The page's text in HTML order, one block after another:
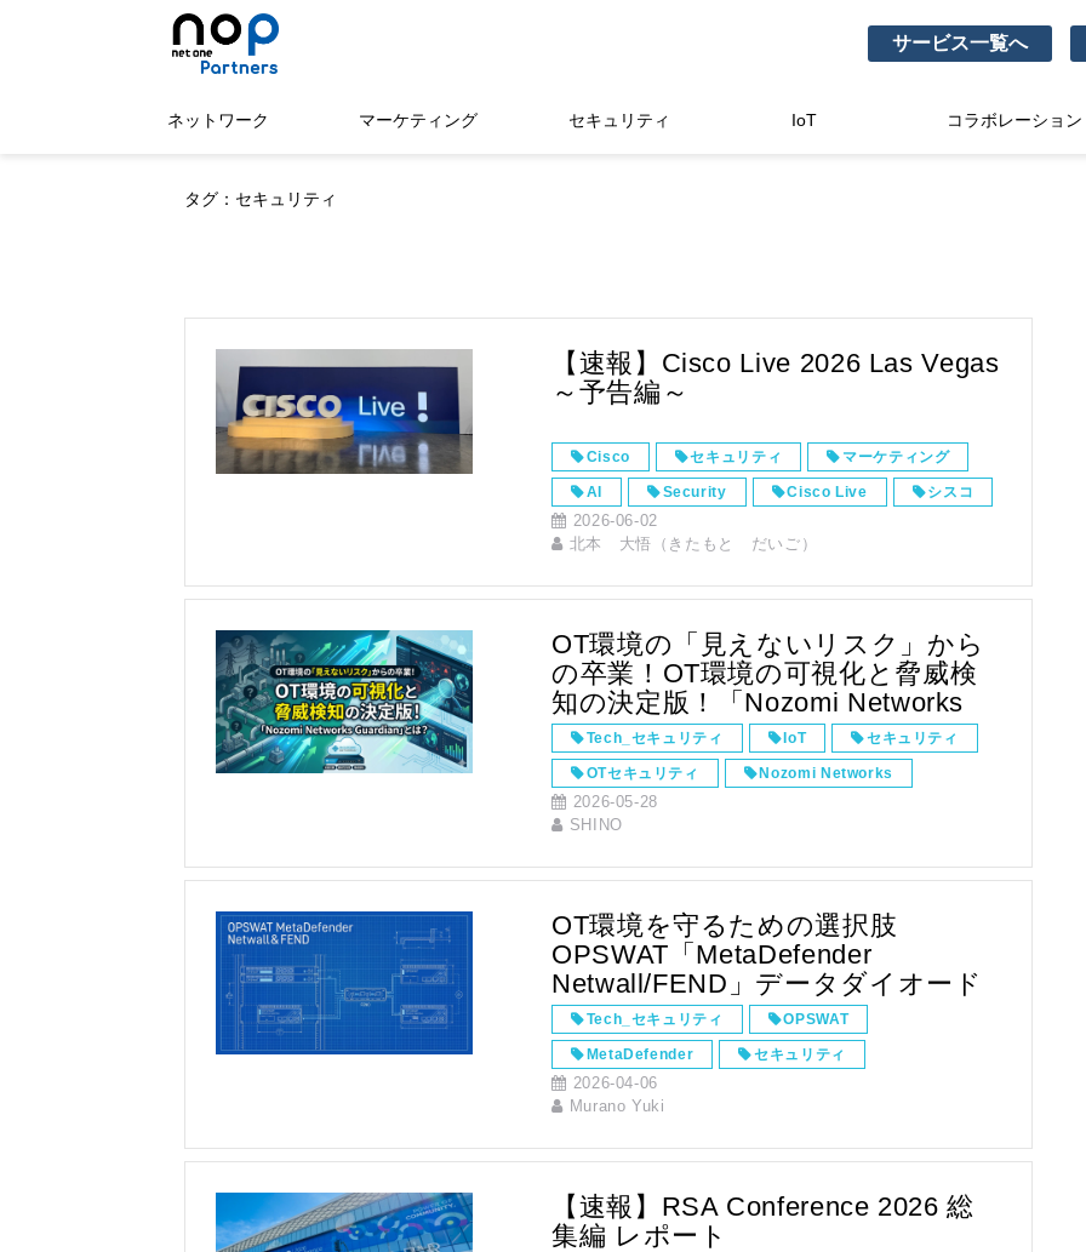
サービス一覧へ
ネットワーク マーケティング セキュリティ IoT コラボレーション
タグ：セキュリティ
【速報】Cisco Live 2026 Las Vegas
～予告編～
Cisco セキュリティ マーケティング
AI Security Cisco Live シスコ
最新
速報
2026-06-02
北本 大悟（きたもと だいご）
OT環境の「見えないリスク」から
の卒業！OT環境の可視化と脅威検
知の決定版！「Nozomi Networks
Guardian」とは？
Tech_セキュリティ IoT セキュリティ
OTセキュリティ Nozomi Networks
2026-05-28
SHINO
OT環境を守るための選択肢
OPSWAT「MetaDefender
Netwall/FEND」データダイオード
製品とは？
Tech_セキュリティ OPSWAT
MetaDefender セキュリティ
IT用語解説
OTセキュリティ Security
2026-04-06
Murano Yuki
【速報】RSA Conference 2026 総
集編 レポート